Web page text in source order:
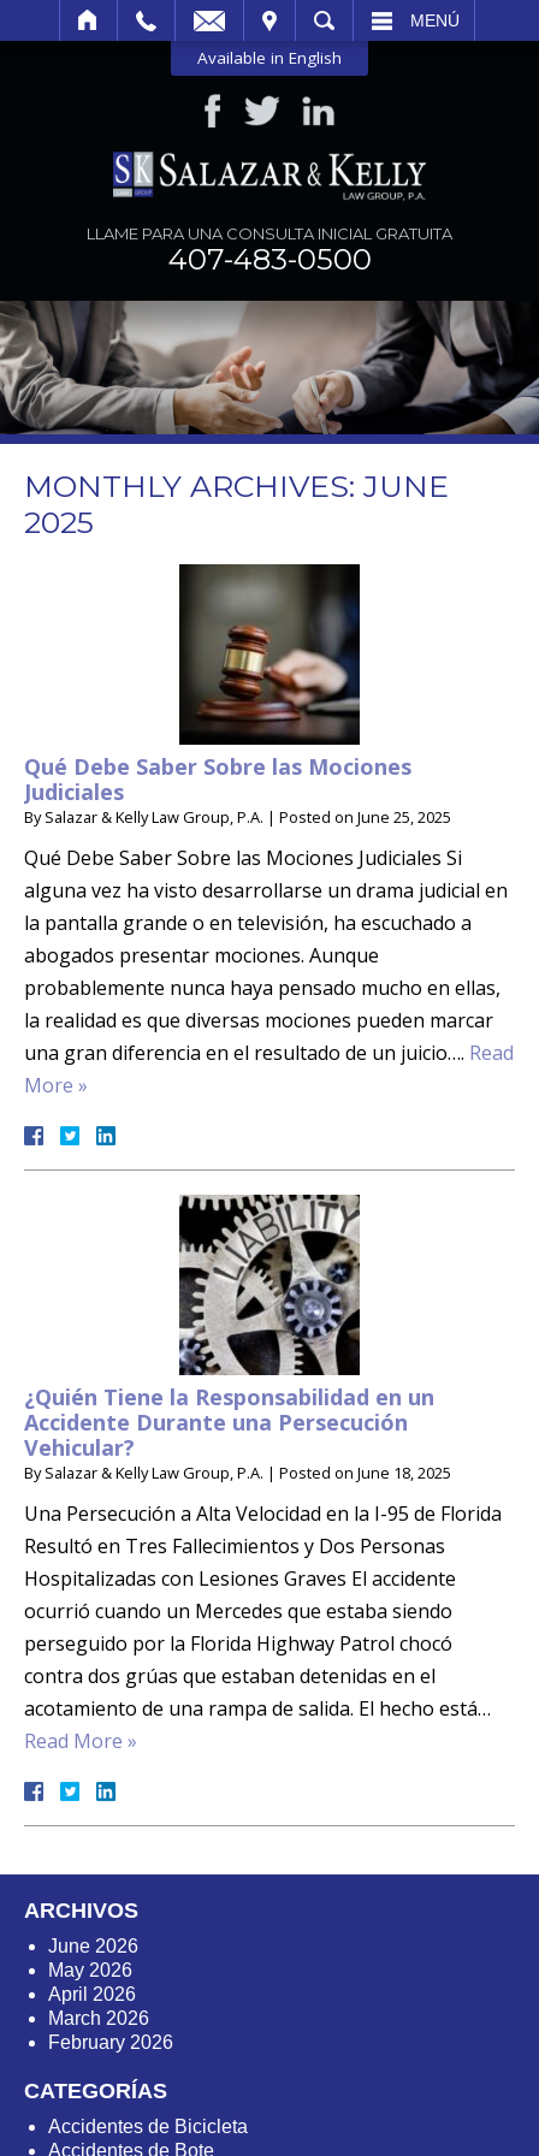
BUSCAR MENÚ
Available in English
LLAME PARA UNA CONSULTA INICIAL GRATUITA
407-483-0500
MONTHLY ARCHIVES: JUNE
2025
Qué Debe Saber Sobre las Mociones
Judiciales
BySalazar & Kelly Law Group, P.A. | Posted on June 25, 2025
Qué Debe Saber Sobre las Mociones Judiciales Si
alguna vez ha visto desarrollarse un drama judicial en
la pantalla grande o en televisión, ha escuchado a
abogados presentar mociones. Aunque
probablemente nunca haya pensado mucho en ellas,
la realidad es que diversas mociones pueden marcar
una gran diferencia en el resultado de un juicio…. Read
More »
¿Quién Tiene la Responsabilidad en un
Accidente Durante una Persecución
Vehicular?
BySalazar & Kelly Law Group, P.A. | Posted on June 18, 2025
Una Persecución a Alta Velocidad en la I-95 de Florida
Resultó en Tres Fallecimientos y Dos Personas
Hospitalizadas con Lesiones Graves El accidente
ocurrió cuando un Mercedes que estaba siendo
perseguido por la Florida Highway Patrol chocó
contra dos grúas que estaban detenidas en el
acotamiento de una rampa de salida. El hecho está…
Read More »
ARCHIVOS
June 2026
May 2026
April 2026
March 2026
February 2026
CATEGORÍAS
Accidentes de Bicicleta
Accidentes de Bote